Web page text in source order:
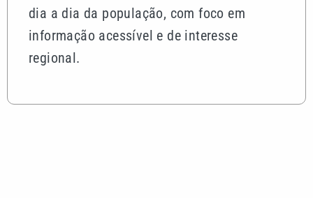
dia a dia da população, com foco em
informação acessível e de interesse
regional.